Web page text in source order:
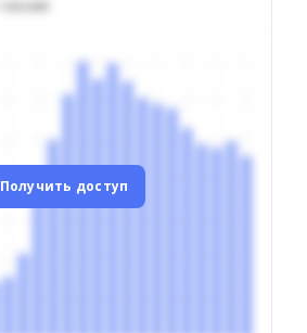
Получить доступ